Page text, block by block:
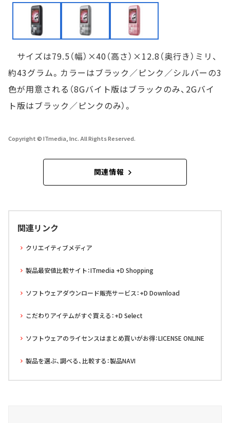
サイズは79.5（幅）×40（高さ）×12.8（奥行き）ミリ、
約43グラム。カラーはブラック／ピンク／シルバーの3
色が用意される（8Gバイト版はブラックのみ、2Gバイ
ト版はブラック／ピンクのみ）。
Copyright © ITmedia, Inc. All Rights Reserved.
関連情報
関連リンク
クリエイティブメディア
製品最安値比較サイト：ITmedia +D Shopping
ソフトウェアダウンロード販売サービス：+D Download
こだわりアイテムがすぐ買える：+D Select
ソフトウェアのライセンスはまとめ買いがお得：LICENSE ONLINE
製品を選ぶ、調べる、比較する：製品NAVI